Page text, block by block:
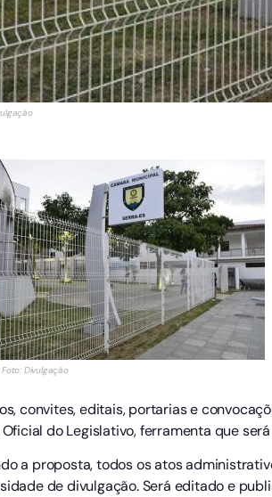
Foto: Divulgação
convites, editais, portarias e
Oficial do Legislativo, ferramenta que
a proposta, todos os atos
de divulgação. Será editado e